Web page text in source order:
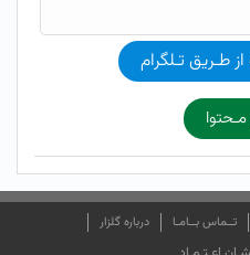
طـریق تـلگرام
تــماس بــامـا درباره گلزار